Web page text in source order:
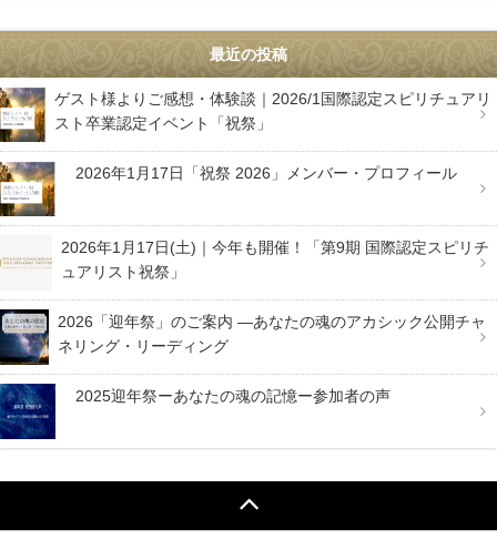
最近の投稿
ゲスト様よりご感想・体験談｜2026/1国際認定スピリチュアリ
スト卒業認定イベント「祝祭」
2026年1月17日「祝祭 2026」メンバー・プロフィール
2026年1月17日(土)｜今年も開催！「第9期 国際認定スピリチ
ュアリスト祝祭」
2026「迎年祭」のご案内 —あなたの魂のアカシック公開チャ
ネリング・リーディング
2025迎年祭ーあなたの魂の記憶ー参加者の声